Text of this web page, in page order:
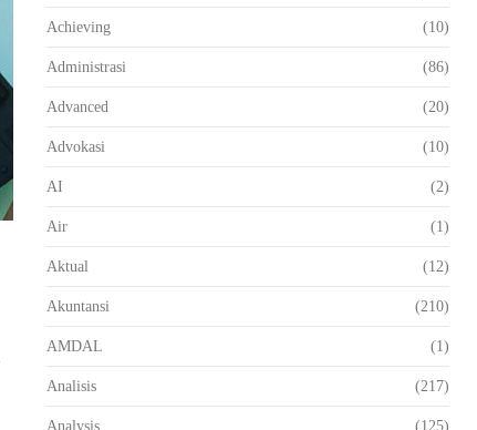
Achieving (10)
Administrasi (86)
Advanced (20)
Advokasi (10)
AI (2)
Air (1)
Aktual (12)
Akuntansi (210)
AMDAL (1)
Analisis (217)
Analysis (125)